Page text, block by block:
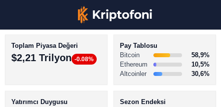
BİTCOİN HABERLERİ
Toplam Piyasa Değeri
$2,21 Trilyon -0.08%
Pay Tablosu
Bitcoin
58,9%
Ethereum
10,5%
Altcoinler
30,6%
Yatırımcı Duygusu
Sezon Endeksi